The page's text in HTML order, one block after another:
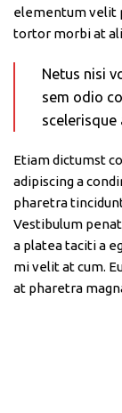
elementum velit
tortor morbi at
Netus nisi
sem odio
scelerisque
Etiam dictumst
adipiscing a
pharetra
Vestibulum
a platea taciti a
mi velit at cum.
at pharetra